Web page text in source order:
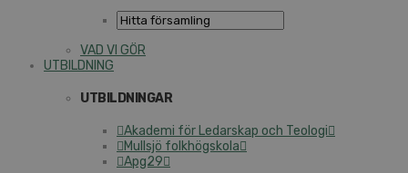
VAD VI GÖR
UTBILDNING
UTBILDNINGAR
Akademi för Ledarskap och Teologi
Mullsjö folkhögskola
Apg29